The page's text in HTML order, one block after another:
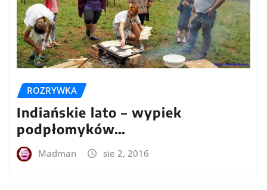
ROZRYWKA
Indiańskie lato – wypiek
podpłomyków…
Madman sie 2, 2016